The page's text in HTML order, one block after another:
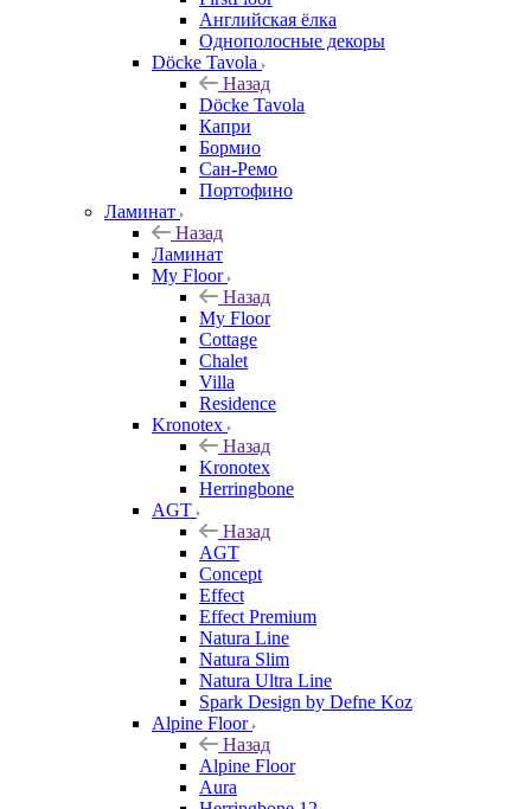
Английская ёлка
Однополосные декоры
Döcke Tavola
Назад
Döcke Tavola
Капри
Бормио
Сан-Ремо
Портофино
Ламинат
Назад
Ламинат
My Floor
Назад
My Floor
Cottage
Chalet
Villa
Residence
Kronotex
Назад
Kronotex
Herringbone
AGT
Назад
AGT
Concept
Effect
Effect Premium
Natura Line
Natura Slim
Natura Ultra Line
Spark Design by Defne Koz
Alpine Floor
Назад
Alpine Floor
Aura